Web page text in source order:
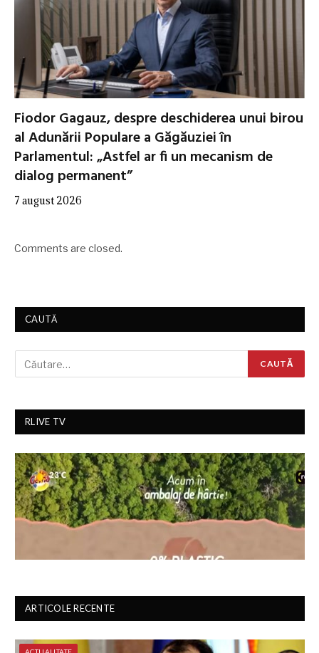
Fiodor Gagauz, despre deschiderea unui birou
al Adunării Populare a Găgăuziei în
Parlamentul: „Astfel ar fi un mecanism de
dialog permanent”
7 august 2026
Comments are closed.
CAUTĂ
RLIVE TV
ARTICOLE RECENTE